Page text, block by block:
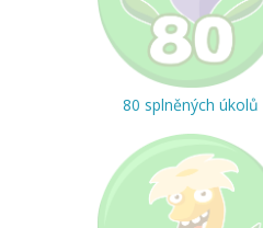
80 splněných úkolů